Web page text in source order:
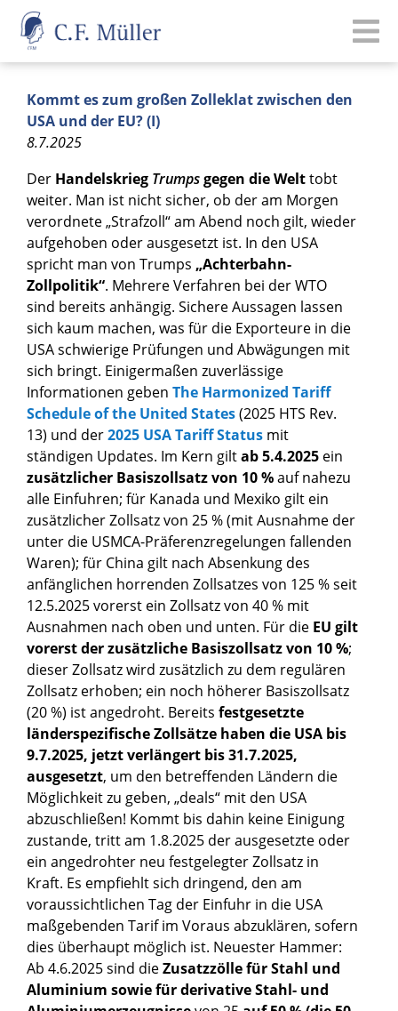
Kommt es zum großen Zolleklat zwischen den
USA und der EU? (I)
8.7.2025
Der Handelskrieg Trumpsgegen die Welttobt
weiter. Man ist nicht sicher, ob der am Morgen
verordnete „Strafzoll“ am Abend noch gilt, wieder
aufgehoben oder ausgesetzt ist. In den USA
spricht man von Trumps „Achterbahn-
Zollpolitik“. Mehrere Verfahren bei der WTO
sind bereits anhängig. Sichere Aussagen lassen
sich kaum machen, was für die Exporteure in die
USA schwierige Prüfungen und Abwägungen mit
sich bringt. Einigermaßen zuverlässige
Informationen geben The Harmonized Tariff
Schedule of the United States(2025 HTS Rev.
13) und der2025 USA Tariff Status mit
ständigen Updates. Im Kern giltab 5.4.2025 ein
zusätzlicher Basiszollsatzvon 10 %auf nahezu
alle Einfuhren; für Kanada und Mexiko gilt ein
zusätzlicher Zollsatz von 25 % (mit Ausnahme der
unter die USMCA-Präferenzregelungen fallenden
Waren); für China gilt nach Absenkung des
anfänglichen horrenden Zollsatzes von 125 % seit
12.5.2025 vorerst ein Zollsatz von 40 % mit
Ausnahmen nach oben und unten. Für die EU gilt
vorerst der zusätzliche Basiszollsatz von 10 %;
dieser Zollsatz wird zusätzlich zu dem regulären
Zollsatz erhoben; ein noch höherer Basiszollsatz
(20 %) ist angedroht. Bereits festgesetzte
länderspezifische Zollsätze haben die USA bis
9.7.2025, jetzt verlängert bis 31.7.2025,
ausgesetzt, um den betreffenden Ländern die
Möglichkeit zu geben, „deals“ mit den USA
abzuschließen! Kommt bis dahin keine Einigung
zustande, tritt am 1.8.2025 der ausgesetzte oder
ein angedrohter neu festgelegter Zollsatz in
Kraft. Es empfiehlt sich dringend, den am
voraussichtlichen Tag der Einfuhr in die USA
maßgebenden Tarif im Voraus abzuklären, sofern
dies überhaupt möglich ist. Neuester Hammer:
Ab 4.6.2025 sind dieZusatzzölle für Stahl und
Aluminium sowie für derivative Stahl- und